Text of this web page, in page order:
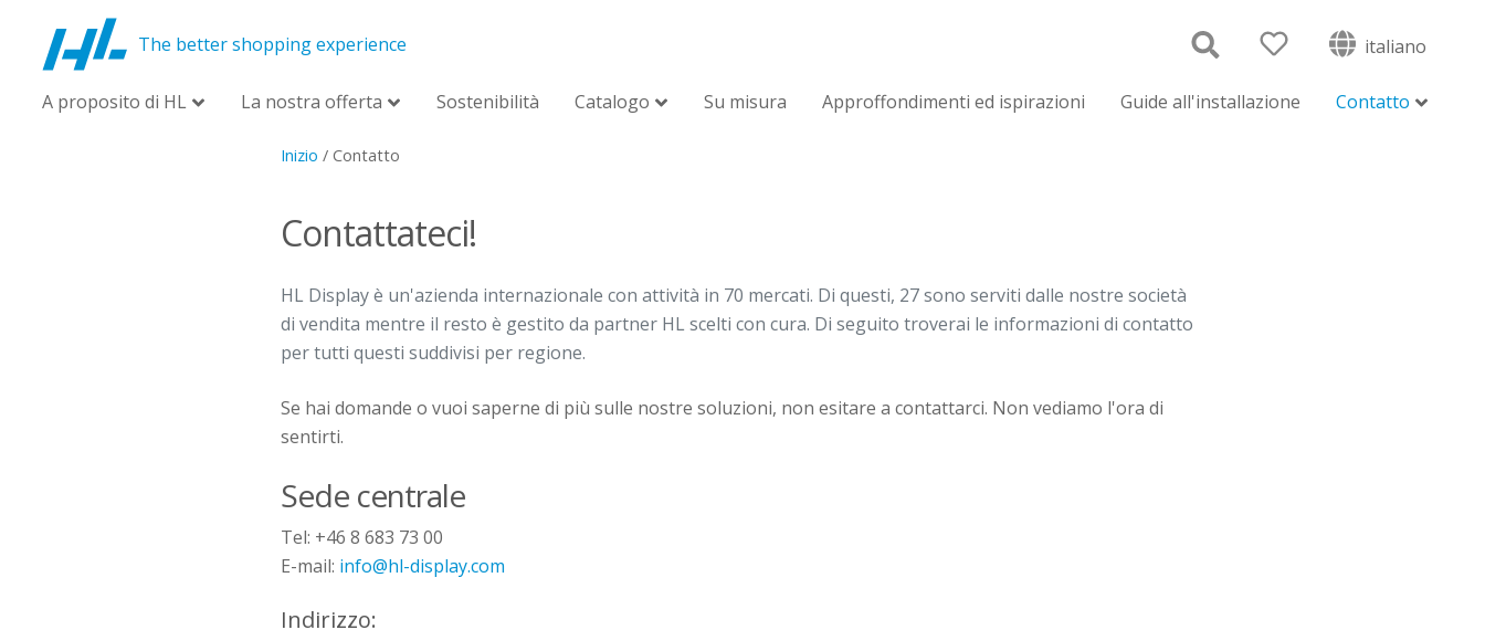
The better shopping experience italiano
A proposito di HL La nostra offerta Sostenibilità Catalogo Su misura Approffondimenti ed ispirazioni Guide all'installazione Contatto
Inizio / Contatto
Contattateci!
HL Display è un'azienda internazionale con attività in 70 mercati. Di questi, 27 sono serviti dalle nostre società
di vendita mentre il resto è gestito da partner HL scelti con cura. Di seguito troverai le informazioni di contatto
per tutti questi suddivisi per regione.
Se hai domande o vuoi saperne di più sulle nostre soluzioni, non esitare a contattarci. Non vediamo l'ora di
sentirti.
Sedecentrale
Tel: +46 8 683 73 00
E-mail: info@hl-display.com
Indirizzo: